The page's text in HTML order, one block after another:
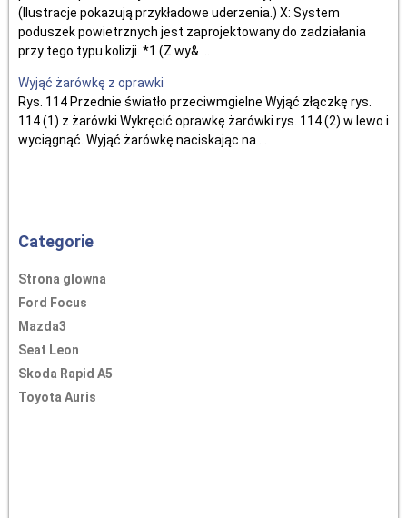
(Ilustracje pokazują przykładowe uderzenia.) X: System
poduszek powietrznych jest zaprojektowany do zadziałania
przy tego typu kolizji. *1 (Z wy& ...
Wyjąć żarówkę z oprawki
Rys. 114 Przednie światło przeciwmgielne Wyjąć złączkę rys.
114 (1) z żarówki Wykręcić oprawkę żarówki rys. 114 (2) w lewo i
wyciągnąć. Wyjąć żarówkę naciskając na ...
Categorie
Strona glowna
Ford Focus
Mazda3
Seat Leon
Skoda Rapid A5
Toyota Auris